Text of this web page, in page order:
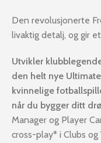
Den revolusjonerte
livaktig detalj, og gir
Utvikler
den helt nye
kvinnelige
når du bygger ditt
Manager og Player
cross-play* i Clubs og